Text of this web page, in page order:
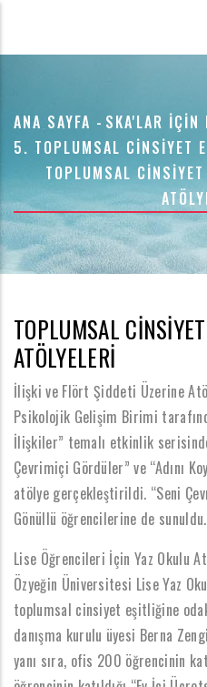
SAYFA
YOLU
ANA SAYFA - SKA'LAR IÇIN
5. TOPLUMSAL CINSIYET
TOPLUMSAL
TOPLUMSAL
ATÖLYELERİ
İlişki ve Flört Şiddeti Üzerine
Psikolojik Gelişim Birimi
İlişkiler” temalı etkinlik
Çevrimiçi Gördüler” ve “Adını
atölye gerçekleştirildi. “Seni
Gönüllü öğrencilerine de sunuldu.
Lise Öğrencileri İçin Yaz Okulu
Özyeğin Üniversitesi Lise Yaz
toplumsal cinsiyet eşitliğine
danışma kurulu üyesi Berna
yanı sıra, ofis 200 öğrencinin